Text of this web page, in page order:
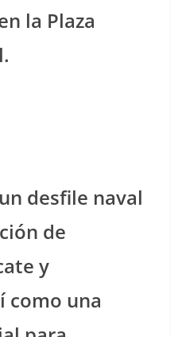
la Plaza
desfile naval
de
y
como una